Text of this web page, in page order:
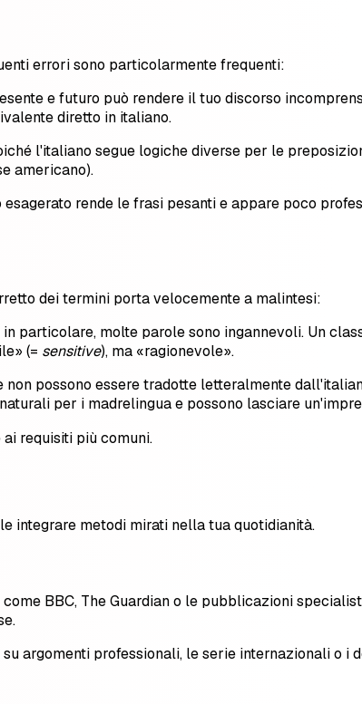
errori sono particolarmente frequenti:
e futuro può rendere il tuo discorso
diretto in italiano.
l'italiano segue logiche diverse per le
americano).
rende le frasi pesanti e appare poco
dei termini porta velocemente a malintesi:
particolare, molte parole sono ingannevoli. Un
(= sensitive), ma «ragionevole».
possono essere tradotte letteralmente
per i madrelingua e possono lasciare
requisiti più comuni.
integrare metodi mirati nella tua quotidianità.
BBC, The Guardian o le pubblicazioni
argomenti professionali, le serie internazionali o